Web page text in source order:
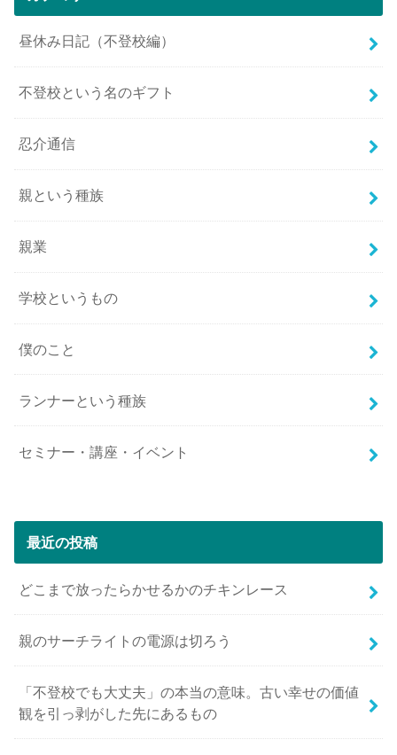
昼休み日記（不登校編）
不登校という名のギフト
忍介通信
親という種族
親業
学校というもの
僕のこと
ランナーという種族
セミナー・講座・イベント
最近の投稿
どこまで放ったらかせるかのチキンレース
親のサーチライトの電源は切ろう
「不登校でも大丈夫」の本当の意味。古い幸せの価値
観を引っ剥がした先にあるもの